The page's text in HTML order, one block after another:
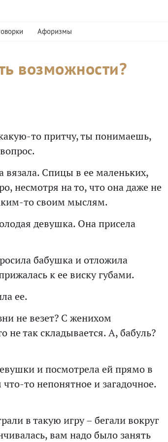
Афоризмы
возможности?
то притчу, ты понимаешь,
вязала. Спицы в ее маленьких,
несмотря на то, что она даже не
то своим мыслям.
девушка. Она присела
бабушка и отложила
к ее виску губами.
ее.
не везет? С женихом
не так складывается. А, бабуль?
и посмотрела ей прямо в
что-то непонятное и загадочное.
в такую игру – бегали вокруг
вам надо было занять